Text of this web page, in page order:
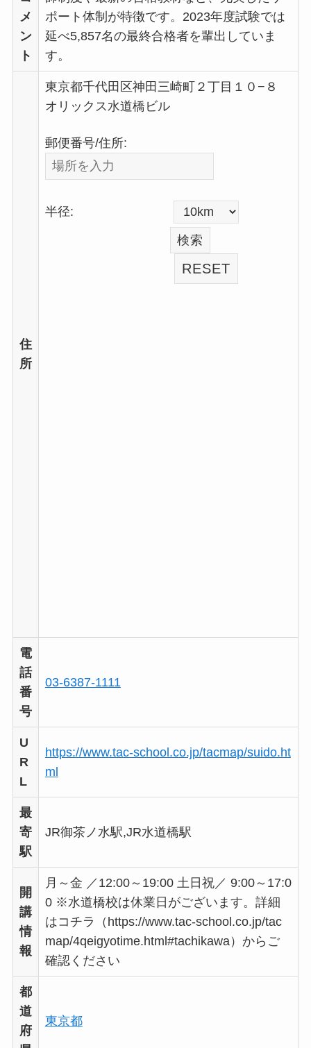
メ
ン
ト
ポート体制が特徴です。2023年度試験では
延べ5,857名の最終合格者を輩出していま
す。
住
所
東京都千代田区神田三崎町２丁目１０−８
オリックス水道橋ビル
郵便番号/住所:
半径:
電
話
番
号
03-6387-1111
U
R
L
https://www.tac-school.co.jp/tacmap/suido.ht
ml
最
寄
駅
JR御茶ノ水駅,JR水道橋駅
開
講
情
報
月～金 ／12:00～19:00 土日祝／ 9:00～17:0
0 ※水道橋校は休業日がございます。詳細
はコチラ（https://www.tac-school.co.jp/tac
map/4qeigyotime.html#tachikawa）からご
確認ください
都
道
府
東京都